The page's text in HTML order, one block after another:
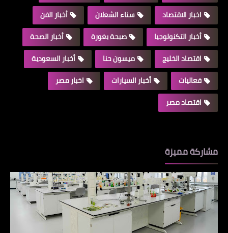
اخبار الاقتصاد
سناء الشعلان
أخبار الفن
أخبار التكنولوجيا
صبحة بغورة
أخبار الصحة
اقتصاد الخليج
ميسون حنا
أخبار السعودية
فعاليات
أخبار السيارات
اخبار مصر
اقتصاد مصر
مشاركة مميزة